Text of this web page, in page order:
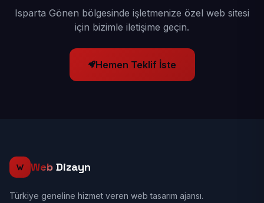
Isparta Gönen bölgesinde işletmenize özel web sitesi
için bizimle iletişime geçin.
Hemen Teklif İste
Web Dizayn
Türkiye geneline hizmet veren web tasarım ajansı.